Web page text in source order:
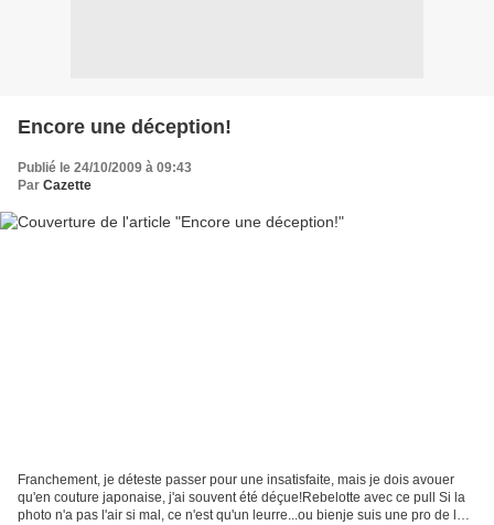
Encore une déception!
Publié le 24/10/2009 à 09:43
Par Cazette
Franchement, je déteste passer pour une insatisfaite, mais je dois avouer
qu'en couture japonaise, j'ai souvent été déçue!Rebelotte avec ce pull Si la
photo n'a pas l'air si mal, ce n'est qu'un leurre...ou bienje suis une pro de la